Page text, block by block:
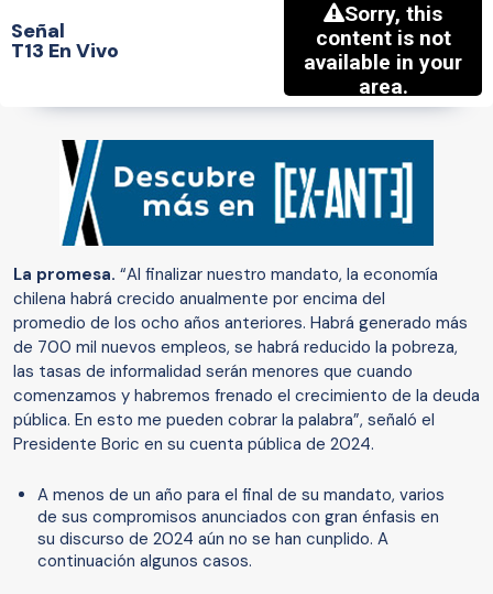
Señal
T13 En Vivo
La promesa. “Al finalizar nuestro mandato, la economía
chilena habrá crecido anualmente por encima del
promedio de los ocho años anteriores. Habrá generado más
de 700 mil nuevos empleos, se habrá reducido la pobreza,
las tasas de informalidad serán menores que cuando
comenzamos y habremos frenado el crecimiento de la deuda
pública. En esto me pueden cobrar la palabra”, señaló el
Presidente Boric en su cuenta pública de 2024.
A menos de un año para el final de su mandato, varios
de sus compromisos anunciados con gran énfasis en
su discurso de 2024 aún no se han cunplido. A
continuación algunos casos.